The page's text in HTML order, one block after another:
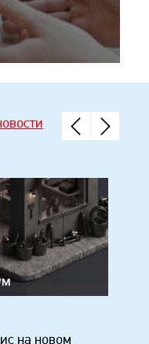
на новом